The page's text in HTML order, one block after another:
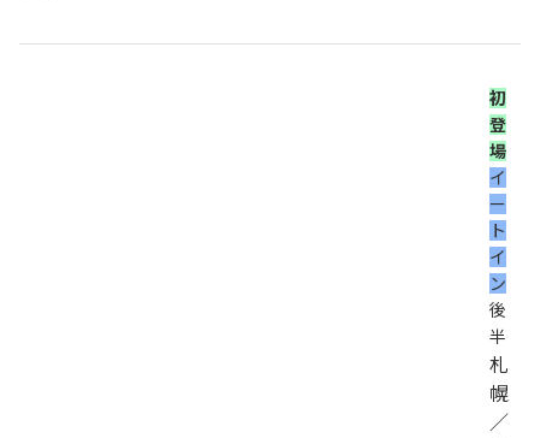
初
登
場
イ
ー
ト
イ
ン
後
半
札
幌
／